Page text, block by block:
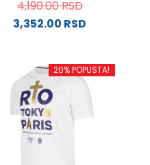
4,190.00RSD
3,352.00 RSD
ima
više
varijanti.
Opcije
mogu
20% POPUSTA!